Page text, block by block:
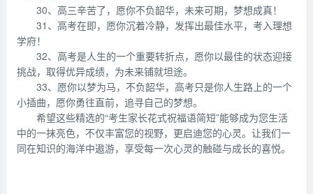
30、高三辛苦了，愿你不负韶华，未来可期，梦想成真！
31、高考在即，愿你沉着冷静，发挥出最佳水平，考入理想
学府！
32、高考是人生的一个重要转折点，愿你以最佳的状态迎接
挑战，取得优异成绩，为未来铺就坦途。
33、愿你以梦为马，不负韶华，高考只是你人生路上的一个
小插曲，愿你勇往直前，追寻自己的梦想。
希望这些精选的“考生家长花式祝福语简短”能够成为您生活
中的一抹亮色，不仅丰富您的视野，更启迪您的心灵。让我们一
同在知识的海洋中遨游，享受每一次心灵的触碰与成长的喜悦。